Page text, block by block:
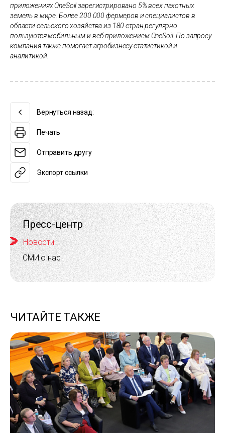
Пресс-центр
Новости
СМИ о нас
ЧИТАЙТЕ ТАКЖЕ
приложениях OneSoil зарегистрировано 5% всех пахотных
земель в мире. Более 200 000 фермеров и специалистов в
области сельского хозяйства из 180 стран регулярно
пользуются мобильным и веб-приложением OneSoil. По запросу
компания также помогает агробизнесу статистикой и
аналитикой.
Вернуться назад:
Печать
Отправить другу
Экспорт ссылки